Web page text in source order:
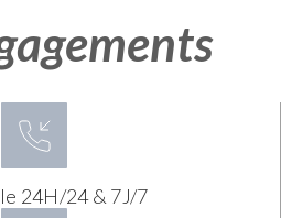
24H/24 & 7J/7